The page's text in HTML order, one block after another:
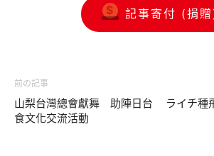
記事寄付 (捐贈
前の記事
山梨台灣總會獻舞 助陣日台
食文化交流活動
ライチ種